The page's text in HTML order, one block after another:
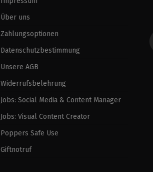
Über uns
Zahlungsoptionen
Datenschutzbestimmung
Unsere AGB
Widerrufsbelehrung
Jobs: Social Media & Content Manager
Jobs: Visual Content Creator
Poppers Safe Use
Giftnotruf